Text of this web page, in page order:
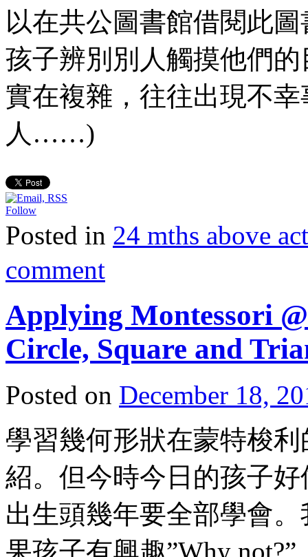
以在共公圖書館借閱此
孩子辨別別人觸摸他們
實在複雜，往往出現不
人……)
Follow
Posted in 24 mths above
comment
Applying Montessori
Circle, Square and
Posted on December 18,
學習幾何形狀在蒙特梭
紹。但今時今日的孩子
出生頭幾年要全部學會